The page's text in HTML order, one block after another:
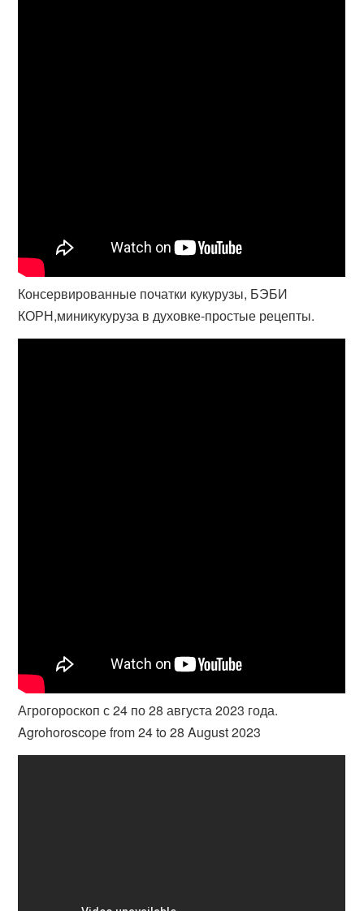
Консервированные початки кукурузы, БЭБИ
КОРН,миникукуруза в духовке-простые рецепты.
Агрогороскоп с 24 по 28 августа 2023 года.
Agrohoroscope from 24 to 28 August 2023